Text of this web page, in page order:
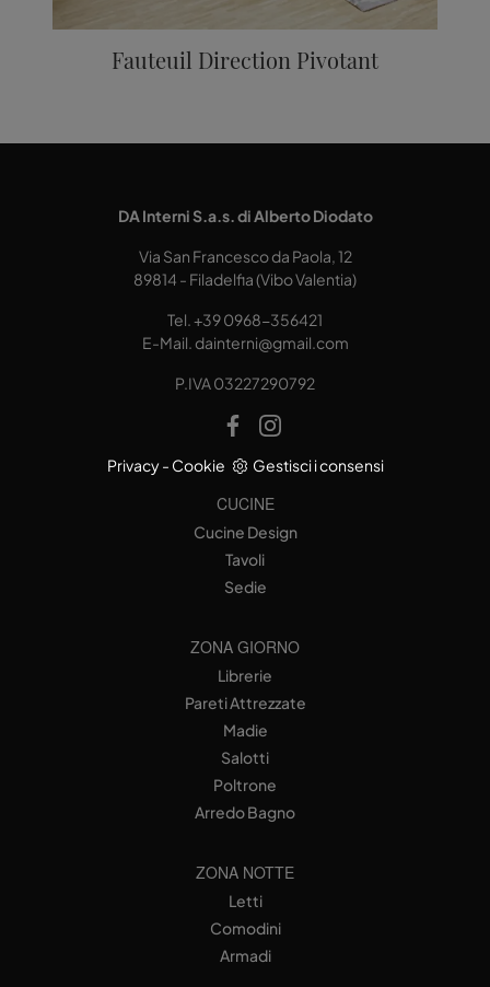
Fauteuil Direction Pivotant
DA Interni S.a.s. di Alberto Diodato
Via San Francesco da Paola, 12
89814 - Filadelfia (Vibo Valentia)
Tel.+39 0968-356421
E-Mail. dainterni@gmail.com
P.IVA 03227290792
Privacy- Cookie Gestisci i consensi
CUCINE
Cucine Design
Tavoli
Sedie
ZONA GIORNO
Librerie
Pareti Attrezzate
Madie
Salotti
Poltrone
Arredo Bagno
ZONA NOTTE
Letti
Comodini
Armadi